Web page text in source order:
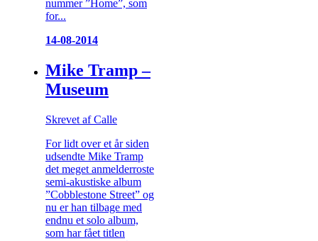
nummer ”Home”, som
for...
14-08-2014
Mike Tramp –
Museum
Skrevet af Calle
For lidt over et år siden
udsendte Mike Tramp
det meget anmelderroste
semi-akustiske album
”Cobblestone Street” og
nu er han tilbage med
endnu et solo album,
som har fået titlen